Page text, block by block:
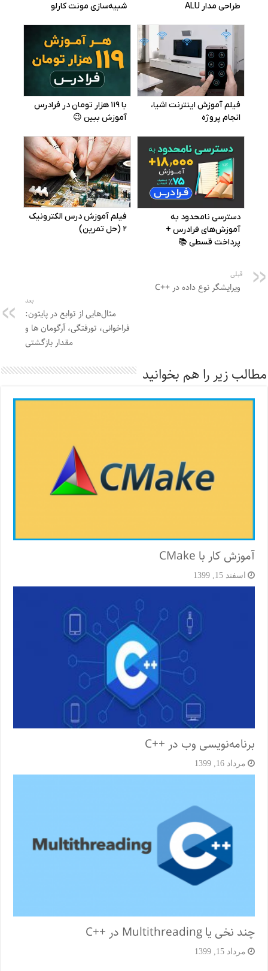
قبلی
ویرایشگر نوع داده در ++C
بعد
مثال‌هایی از توابع در پایتون:
فراخوانی، تورفتگی، آرگومان ها و
مقدار بازگشتی
مطالب زیر را هم بخوانید
آموزش کار با CMake
اسفند 15, 1399
برنامه‌نویسی وب در ++C
مرداد 16, 1399
چند نخی یا Multithreading در ++C
مرداد 15, 1399